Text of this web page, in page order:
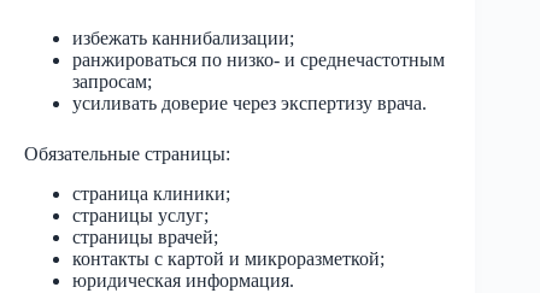
избежать каннибализации;
ранжироваться по низко- и среднечастотным
запросам;
усиливать доверие через экспертизу врача.
Обязательные страницы:
страница клиники;
страницы услуг;
страницы врачей;
контакты с картой и микроразметкой;
юридическая информация.